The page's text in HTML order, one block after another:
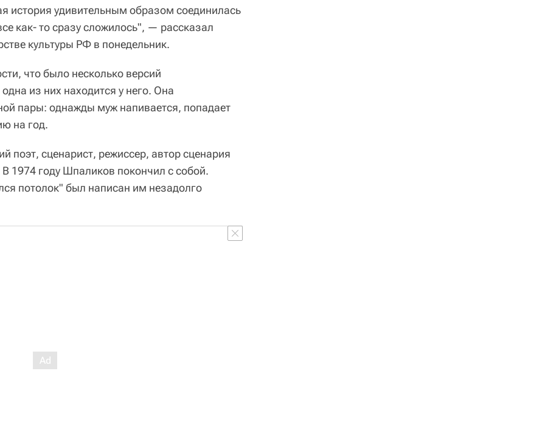
история удивительным образом соединилась
как- то сразу сложилось", — рассказал
культуры РФ в понедельник.
что было несколько версий
из них находится у него. Она
пары: однажды муж напивается, попадает
на год.
поэт, сценарист, режиссер, автор сценария
году Шпаликов покончил с собой.
потолок" был написан им незадолго